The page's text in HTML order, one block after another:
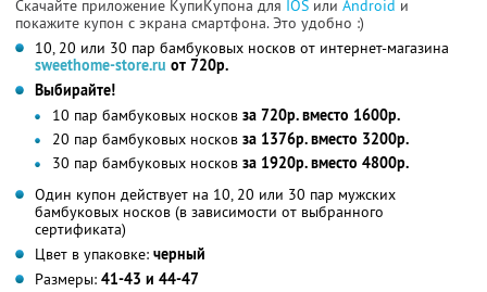
Скачайте приложение КупиКупона для IOS или Android и
покажите купон с экрана смартфона. Это удобно :)
10, 20 или 30 пар бамбуковых носков от интернет-магазина
sweethome-store.ru от 720р.
Выбирайте!
10 пар бамбуковых носков за 720р. вместо 1600р.
20 пар бамбуковых носков за 1376р. вместо 3200р.
30 пар бамбуковых носков за 1920р. вместо 4800р.
Один купон действует на 10, 20 или 30 пар мужских
бамбуковых носков (в зависимости от выбранного
сертификата)
Цвет в упаковке: черный
Размеры: 41-43 и 44-47